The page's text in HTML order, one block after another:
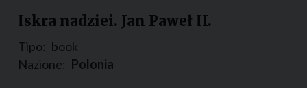
Iskra nadziei. Jan Paweł II.
Tipo: book
Nazione: Polonia